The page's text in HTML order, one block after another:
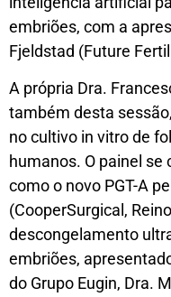
embriões, com a
Fjeldstad (Future
A própria Dra.
também desta
no cultivo in vitro de
humanos. O painel
como o novo PGT-A
(CooperSurgical,
descongelamento
embriões,
do Grupo Eugin, Dra.